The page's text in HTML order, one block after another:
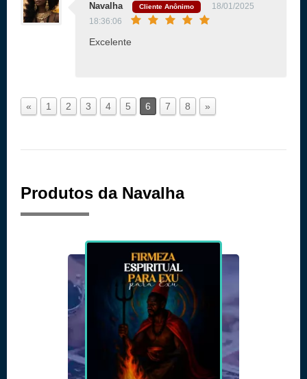
Navalha Cliente Anônimo
18/01/2025
18:36:06
Excelente
« 1 2 3 4 5 6 7 8 »
Produtos da Navalha